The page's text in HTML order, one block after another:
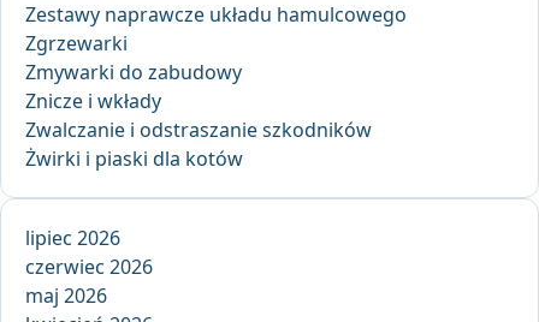
Zestawy naprawcze układu hamulcowego
Zgrzewarki
Zmywarki do zabudowy
Znicze i wkłady
Zwalczanie i odstraszanie szkodników
Żwirki i piaski dla kotów
lipiec 2026
czerwiec 2026
maj 2026